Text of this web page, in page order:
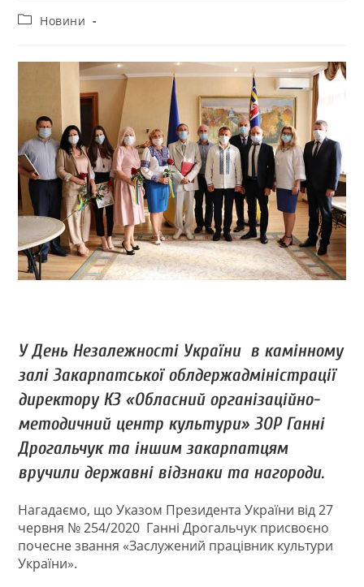
Новини
У День Незалежності України в камінному
залі Закарпатської облдержадміністрації
директору КЗ «Обласний організаційно-
методичний центр культури» ЗОР Ганні
Дрогальчук та іншим закарпатцям
вручили державні відзнаки та нагороди.
Нагадаємо, що Указом Президента України від 27
червня № 254/2020 Ганні Дрогальчук присвоєно
почесне звання «Заслужений працівник культури
України».